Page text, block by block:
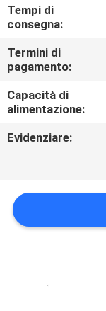
RICHIEDA
CITAZIONE
SHOPPING
ONLINE
DEL
SITO
Tempi di
consegna:
Termini di
pagamento:
Capacità di
alimentazione:
Evidenziare: